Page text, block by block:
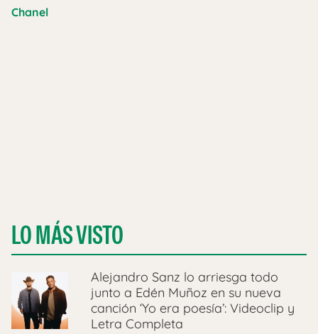
Chanel
LO MÁS VISTO
Alejandro Sanz lo arriesga todo
junto a Edén Muñoz en su nueva
canción ‘Yo era poesía’: Videoclip y
Letra Completa